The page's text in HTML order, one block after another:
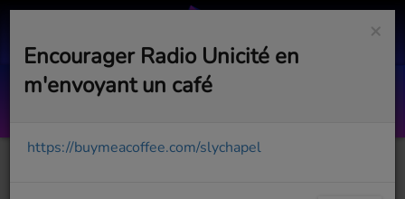
Le bonheur
×
Encourager Radio Unicité en
m'envoyant un café
https://buymeacoffee.com/slychapel